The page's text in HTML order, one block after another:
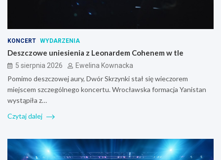
KONCERT WYDARZENIA
Deszczowe uniesienia z Leonardem Cohenem w tle
5 sierpnia 2026 Ewelina Kownacka
Pomimo deszczowej aury, Dwór Skrzynki stał się wieczorem
miejscem szczególnego koncertu. Wrocławska formacja Yanistan
wystąpiła z…
Czytaj dalej